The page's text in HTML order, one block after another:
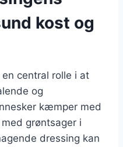
kost og
central rolle i at
og
kæmper med
grøntsager i
dressing kan